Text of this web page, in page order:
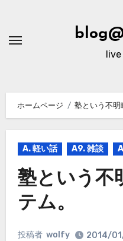
ホームページ 塾という不明
A. 軽い話 A9. 雑談
塾という不
テム。
投稿者 wolfy 2014/